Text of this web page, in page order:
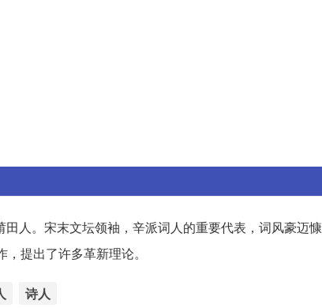
人。宋末文坛领袖，辛派词人的重要代表，词风豪迈慷
提出了许多革新理论。
诗人